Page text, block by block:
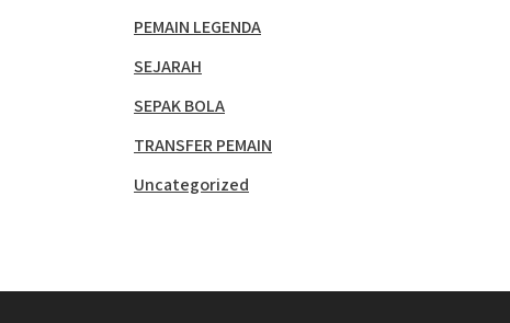
PEMAIN LEGENDA
SEJARAH
SEPAK BOLA
TRANSFER PEMAIN
Uncategorized